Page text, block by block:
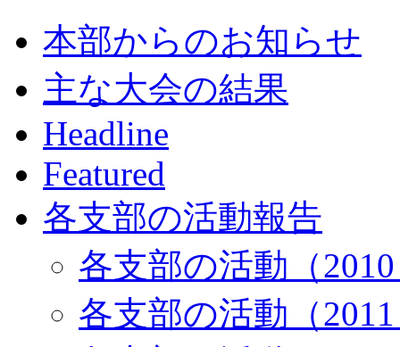
本部からのお知らせ
主な大会の結果
Headline
Featured
各支部の活動報告
各支部の活動（
各支部の活動（